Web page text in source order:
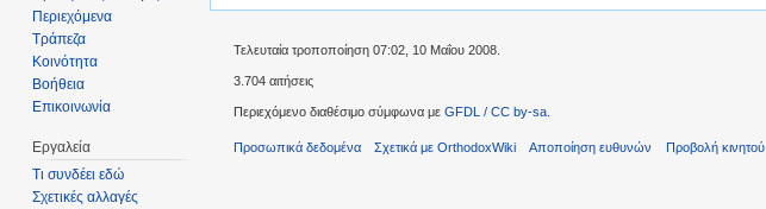
Περιεχόμενα
Τράπεζα
Κοινότητα
Βοήθεια
Επικοινωνία
Εργαλεία
Τι συνδέει εδώ
Σχετικές αλλαγές
Τελευταία τροποποίηση 07:02, 10 Μαΐου 2008.
3.704 αιτήσεις
Περιεχόμενο διαθέσιμο σύμφωνα με GFDL / CC by-sa
Προσωπικά δεδομένα Σχετικά με OrthodoxWiki Αποποίηση ευθυνών Προβολή κινητού